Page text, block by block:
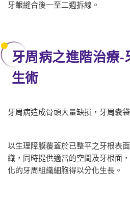
牙齦縫合後一至二週拆線。
牙周病之進階治療-
生術
牙周病造成骨頭大量缺損，牙周囊袋
以生理障膜覆蓋於已整平之牙根表
織，同時提供適當的空間及牙根面
化的牙周組織細胞得以分化生長。